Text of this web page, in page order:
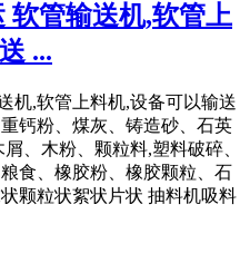
软管输送机,软管上
...
机,软管上料机,设备可以输送
钙粉、煤灰、铸造砂、石英
、木粉、颗粒料,塑料破碎、
食、橡胶粉、橡胶颗粒、石
颗粒状絮状片状 抽料机吸料